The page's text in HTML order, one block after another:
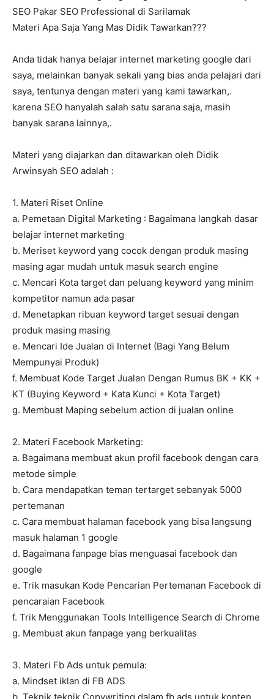
SEO Pakar SEO Professional di Sarilamak
Materi Apa Saja Yang Mas Didik Tawarkan???
Anda tidak hanya belajar internet marketing google dari
saya, melainkan banyak sekali yang bias anda pelajari dari
saya, tentunya dengan materi yang kami tawarkan,.
karena SEO hanyalah salah satu sarana saja, masih
banyak sarana lainnya,.
Materi yang diajarkan dan ditawarkan oleh Didik
Arwinsyah SEO adalah :
1. Materi Riset Online
a. Pemetaan Digital Marketing : Bagaimana langkah dasar
belajar internet marketing
b. Meriset keyword yang cocok dengan produk masing
masing agar mudah untuk masuk search engine
c. Mencari Kota target dan peluang keyword yang minim
kompetitor namun ada pasar
d. Menetapkan ribuan keyword target sesuai dengan
produk masing masing
e. Mencari Ide Jualan di Internet (Bagi Yang Belum
Mempunyai Produk)
f. Membuat Kode Target Jualan Dengan Rumus BK + KK +
KT (Buying Keyword + Kata Kunci + Kota Target)
g. Membuat Maping sebelum action di jualan online
2. Materi Facebook Marketing:
a. Bagaimana membuat akun profil facebook dengan cara
metode simple
b. Cara mendapatkan teman tertarget sebanyak 5000
pertemanan
c. Cara membuat halaman facebook yang bisa langsung
masuk halaman 1 google
d. Bagaimana fanpage bias menguasai facebook dan
google
e. Trik masukan Kode Pencarian Pertemanan Facebook di
pencaraian Facebook
f. Trik Menggunakan Tools Intelligence Search di Chrome
g. Membuat akun fanpage yang berkualitas
3. Materi Fb Ads untuk pemula:
a. Mindset iklan di FB ADS